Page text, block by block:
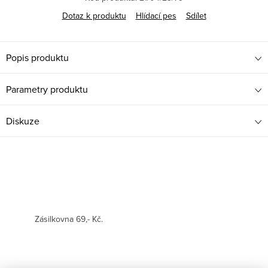
Dotaz k produktu
Hlídací pes Sdílet
Popis produktu
Parametry produktu
Diskuze
Zásilkovna 69,- Kč.